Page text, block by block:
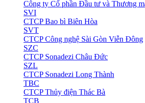
Công ty Cổ phần Đầu tư và Thương
SVI
CTCP Bao bì Biên Hòa
SVT
CTCP Công nghệ Sài Gòn Viễn Đông
SZC
CTCP Sonadezi Châu Đức
SZL
CTCP Sonadezi Long Thành
TBC
CTCP Thủy điện Thác Bà
TCB